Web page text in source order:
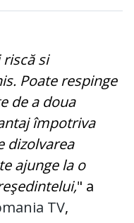
riscă si
Poate respinge
de a doua
împotriva
dizolvarea
ajunge la o
" a
TV,